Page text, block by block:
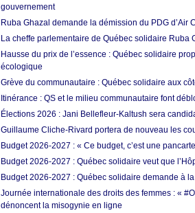
gouvernement
Ruba Ghazal demande la démission du PDG d’Air
La cheffe parlementaire de Québec solidaire Ruba
Hausse du prix de l’essence : Québec solidaire
écologique
Grève du communautaire : Québec solidaire aux
Itinérance : QS et le milieu communautaire font
Élections 2026 : Jani Bellefleur-Kaltush sera
Guillaume Cliche-Rivard portera de nouveau les
Budget 2026-2027 : « Ce budget, c’est une
Budget 2026-2027 : Québec solidaire veut que
Budget 2026-2027 : Québec solidaire demande à
Journée internationale des droits des femmes : «
dénoncent la misogynie en ligne